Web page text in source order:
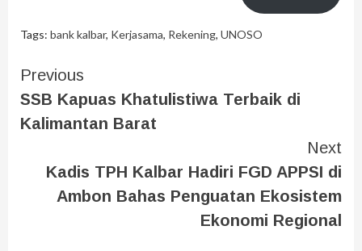
Tags: bank kalbar, Kerjasama, Rekening, UNOSO
Previous
SSB Kapuas Khatulistiwa Terbaik di
Kalimantan Barat
Next
Kadis TPH Kalbar Hadiri FGD APPSI di
Ambon Bahas Penguatan Ekosistem
Ekonomi Regional